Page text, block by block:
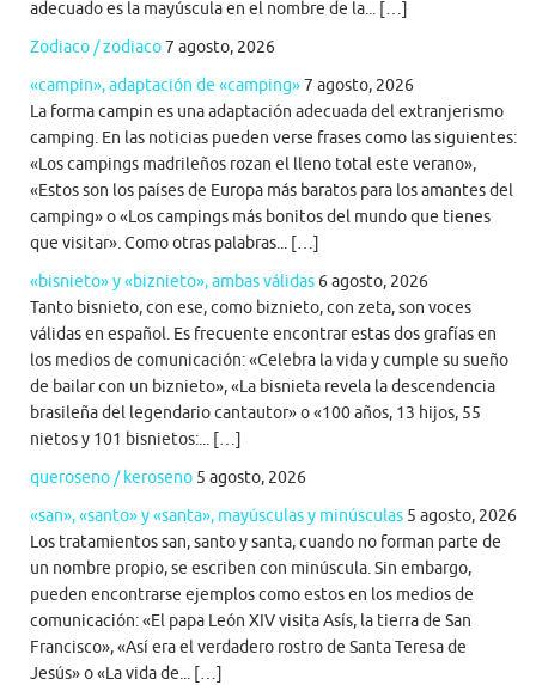
adecuado es la mayúscula en el nombre de la... […]
Zodiaco / zodiaco7 agosto, 2026
«campin», adaptación de «camping»7 agosto, 2026
La forma campin es una adaptación adecuada del extranjerismo
camping. En las noticias pueden verse frases como las siguientes:
«Los campings madrileños rozan el lleno total este verano»,
«Estos son los países de Europa más baratos para los amantes del
camping» o «Los campings más bonitos del mundo que tienes
que visitar». Como otras palabras... […]
«bisnieto» y «biznieto», ambas válidas 6 agosto, 2026
Tanto bisnieto, con ese, como biznieto, con zeta, son voces
válidas en español. Es frecuente encontrar estas dos grafías en
los medios de comunicación: «Celebra la vida y cumple su sueño
de bailar con un biznieto», «La bisnieta revela la descendencia
brasileña del legendario cantautor» o «100 años, 13 hijos, 55
nietos y 101 bisnietos:... […]
queroseno / keroseno 5 agosto, 2026
«san», «santo» y «santa», mayúsculas y minúsculas 5 agosto, 2026
Los tratamientos san, santo y santa, cuando no forman parte de
un nombre propio, se escriben con minúscula. Sin embargo,
pueden encontrarse ejemplos como estos en los medios de
comunicación: «El papa León XIV visita Asís, la tierra de San
Francisco», «Así era el verdadero rostro de Santa Teresa de
Jesús» o «La vida de... […]